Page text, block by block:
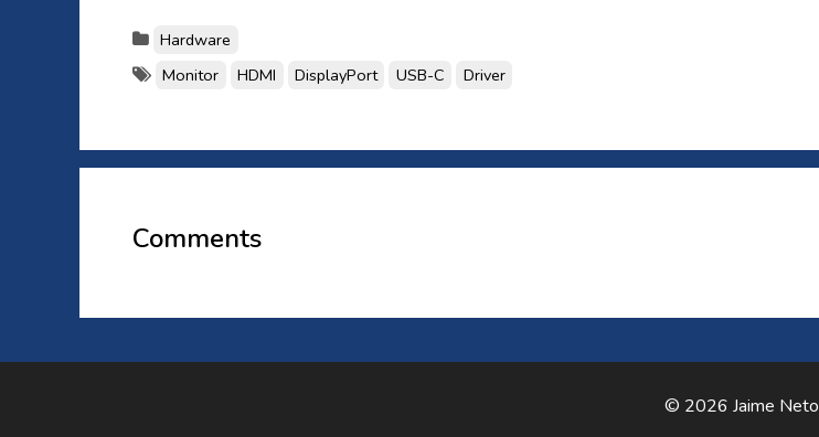
Hardware
Monitor
HDMI DisplayPort USB-C Driver
Comments
© 2026 Jaime Neto